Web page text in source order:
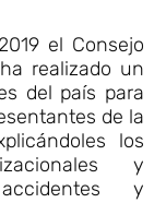
el Consejo
realizado un
del país para
de la
los
y
y